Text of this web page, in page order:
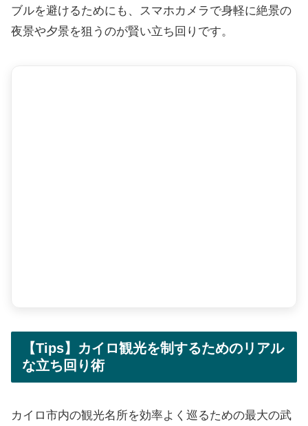
ブルを避けるためにも、スマホカメラで身軽に絶景の
夜景や夕景を狙うのが賢い立ち回りです。
【Tips】カイロ観光を制するためのリアル
な立ち回り術
カイロ市内の観光名所を効率よく巡るための最大の武